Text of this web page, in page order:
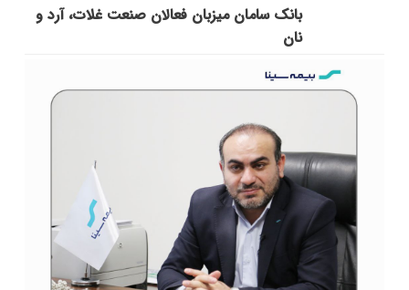
بانک سامان میزبان فعالان صنعت غلات، آرد و
نان